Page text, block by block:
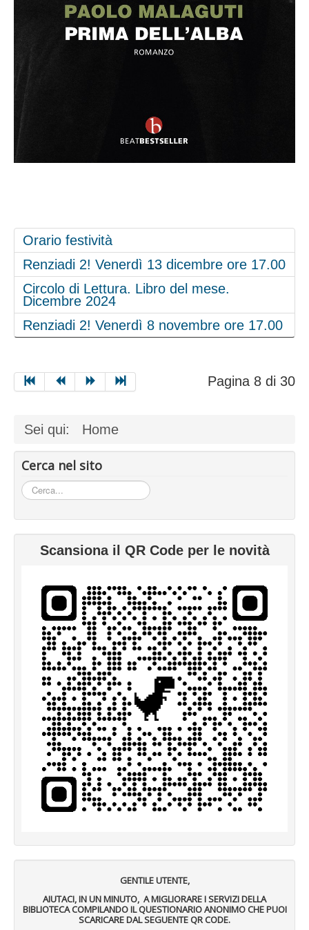
Orario festività
Renziadi 2! Venerdì 13 dicembre ore 17.00
Circolo di Lettura. Libro del mese.
Dicembre 2024
Renziadi 2! Venerdì 8 novembre ore 17.00
Pagina 8 di 30
Sei qui: Home
Cerca nel sito
Cerca...
Scansiona il QR Code per le novità
GENTILE UTENTE,
AIUTACI, IN UN MINUTO, A MIGLIORARE I SERVIZI DELLA
BIBLIOTECA COMPILANDO IL QUESTIONARIO ANONIMO CHE PUOI
SCARICARE DAL SEGUENTE QR CODE.